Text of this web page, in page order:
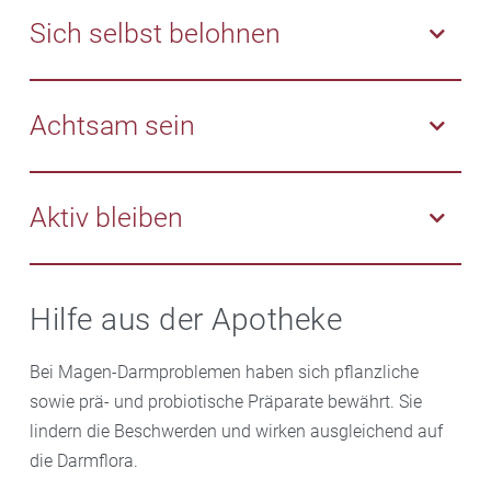
Entspannungsphasen. Versuchen Sie, beide im
Sich selbst belohnen
Belohnen Sie sich nach einer Belastung und nehmen
Sie eine kleine Auszeit oder erfüllen Sie sich einen
Achtsam sein
Versuchen Sie, sich auf die Gegenwart zu
konzentrieren. Das Leben bewusst im Augenblick
Aktiv bleiben
Seien Sie jeden Tag mindestens 30 Minuten körperlich
natürlichen Lebensmitteln.
Hilfe aus der Apotheke
Bei Magen-Darmproblemen haben sich pflanzliche
sowie prä- und probiotische Präparate bewährt. Sie
lindern die Beschwerden und wirken ausgleichend auf
die Darmflora.